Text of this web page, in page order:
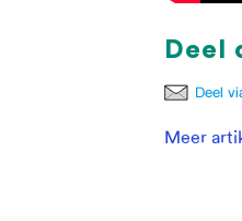
Deel
Meer